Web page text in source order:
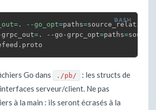
= . --go_opt=paths=source_relative
= . --go-grpc_opt=paths=
Go dans ./pb/
: les structs de
serveur/client. Ne pas
à la main : ils seront écrasés à la